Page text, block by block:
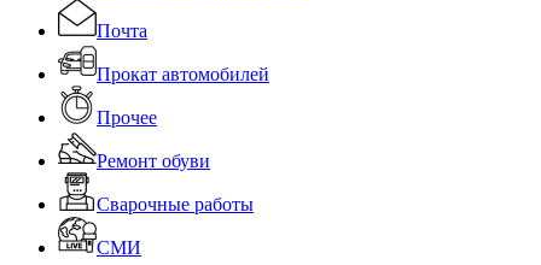
Почта
Прокат автомобилей
Прочее
Ремонт обуви
Сварочные работы
СМИ